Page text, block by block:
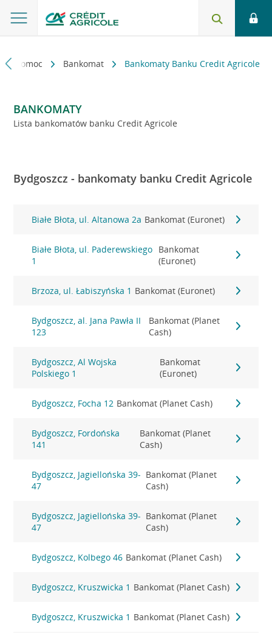
i pomoc Bankomat Bankomaty Banku Credit Agricole
BANKOMATY
Lista bankomatów banku Credit Agricole
Bydgoszcz - bankomaty banku Credit Agricole
Białe Błota, ul. Altanowa 2a Bankomat (Euronet)
Białe Błota, ul. Paderewskiego
1
Bankomat
(Euronet)
Brzoza, ul. Łabiszyńska 1 Bankomat (Euronet)
Bydgoszcz, al. Jana Pawła II
123
Bankomat (Planet
Cash)
Bydgoszcz, Al Wojska
Polskiego 1
Bankomat
(Euronet)
Bydgoszcz, Focha 12 Bankomat (Planet Cash)
Bydgoszcz, Fordońska
141
Bankomat (Planet
Cash)
Bydgoszcz, Jagiellońska 39-
47
Bankomat (Planet
Cash)
Bydgoszcz, Jagiellońska 39-
47
Bankomat (Planet
Cash)
Bydgoszcz, Kolbego 46 Bankomat (Planet Cash)
Bydgoszcz, Kruszwicka 1 Bankomat (Planet Cash)
Bydgoszcz, Kruszwicka 1 Bankomat (Planet Cash)